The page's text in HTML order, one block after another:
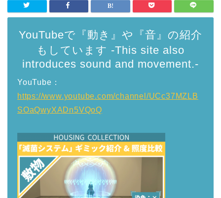
YouTubeで『動き』や『音』の紹介
もしています -This site also
introduces sound and movement.-
YouTube：
https://www.youtube.com/channel/UCc37MZLB
SOaQwyXADn5VQoQ